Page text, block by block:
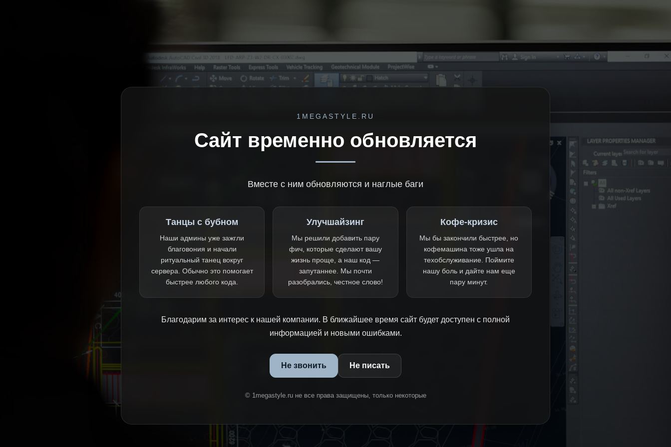
1MEGASTYLE.RU
Сайт временно обновляется
Вместе с ним обновляются и наглые баги
Танцы с бубном
Наши админы уже зажгли
благовония и начали
ритуальный танец вокруг
сервера. Обычно это помогает
быстрее любого кода.
Улучшайзинг
Мы решили добавить пару
фич, которые сделают вашу
жизнь проще, а наш код —
запутаннее. Мы почти
разобрались, честное слово!
Кофе-кризис
Мы бы закончили быстрее, но
кофемашина тоже ушла на
техобслуживание. Поймите
нашу боль и дайте нам еще
пару минут.
Благодарим за интерес к нашей компании. В ближайшее время сайт будет доступен с полной
информацией и новыми ошибками.
Не звонить Не писать
© 1megastyle.ru не все права защищены, только некоторые